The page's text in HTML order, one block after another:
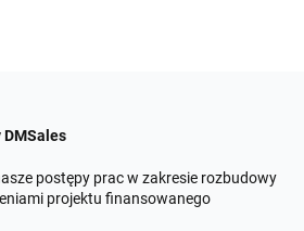
postępy prac w zakresie rozbudowy
projektu finansowanego